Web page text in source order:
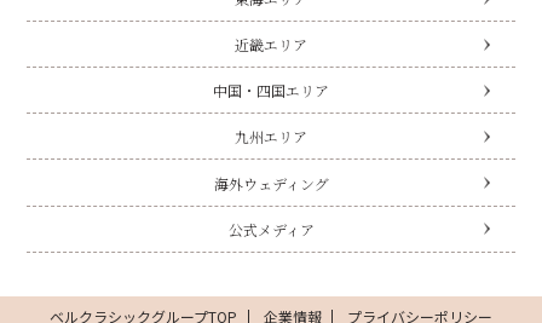
近畿エリア
中国・四国エリア
九州エリア
海外ウェディング
公式メディア
ベルクラシックグループTOP 企業情報 プライバシーポリシー